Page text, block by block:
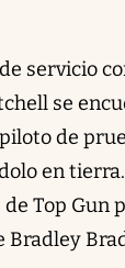
servicio
se
de
en
Top Gun